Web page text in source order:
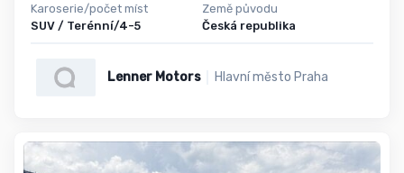
Karoserie/počet míst
SUV / Terénní/4-5
Země původu
Česká republika
Lenner Motors Hlavní město Praha